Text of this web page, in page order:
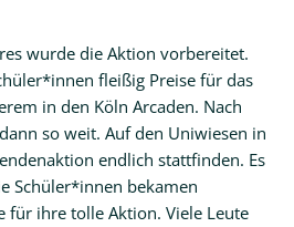
wurde die Aktion vorbereitet.
fleißig Preise für das
in den Köln Arcaden. Nach
so weit. Auf den Uniwiesen in
endlich stattfinden. Es
Schüler*innen bekamen
für ihre tolle Aktion. Viele Leute